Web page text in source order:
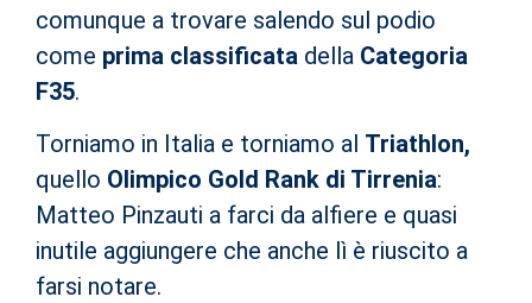
comunque a trovare salendo sul podio
come prima classificata della Categoria
F35.
Torniamo in Italia e torniamo al Triathlon,
quello Olimpico Gold Rank di Tirrenia:
Matteo Pinzauti a farci da alfiere e quasi
inutile aggiungere che anche lì è riuscito a
farsi notare.